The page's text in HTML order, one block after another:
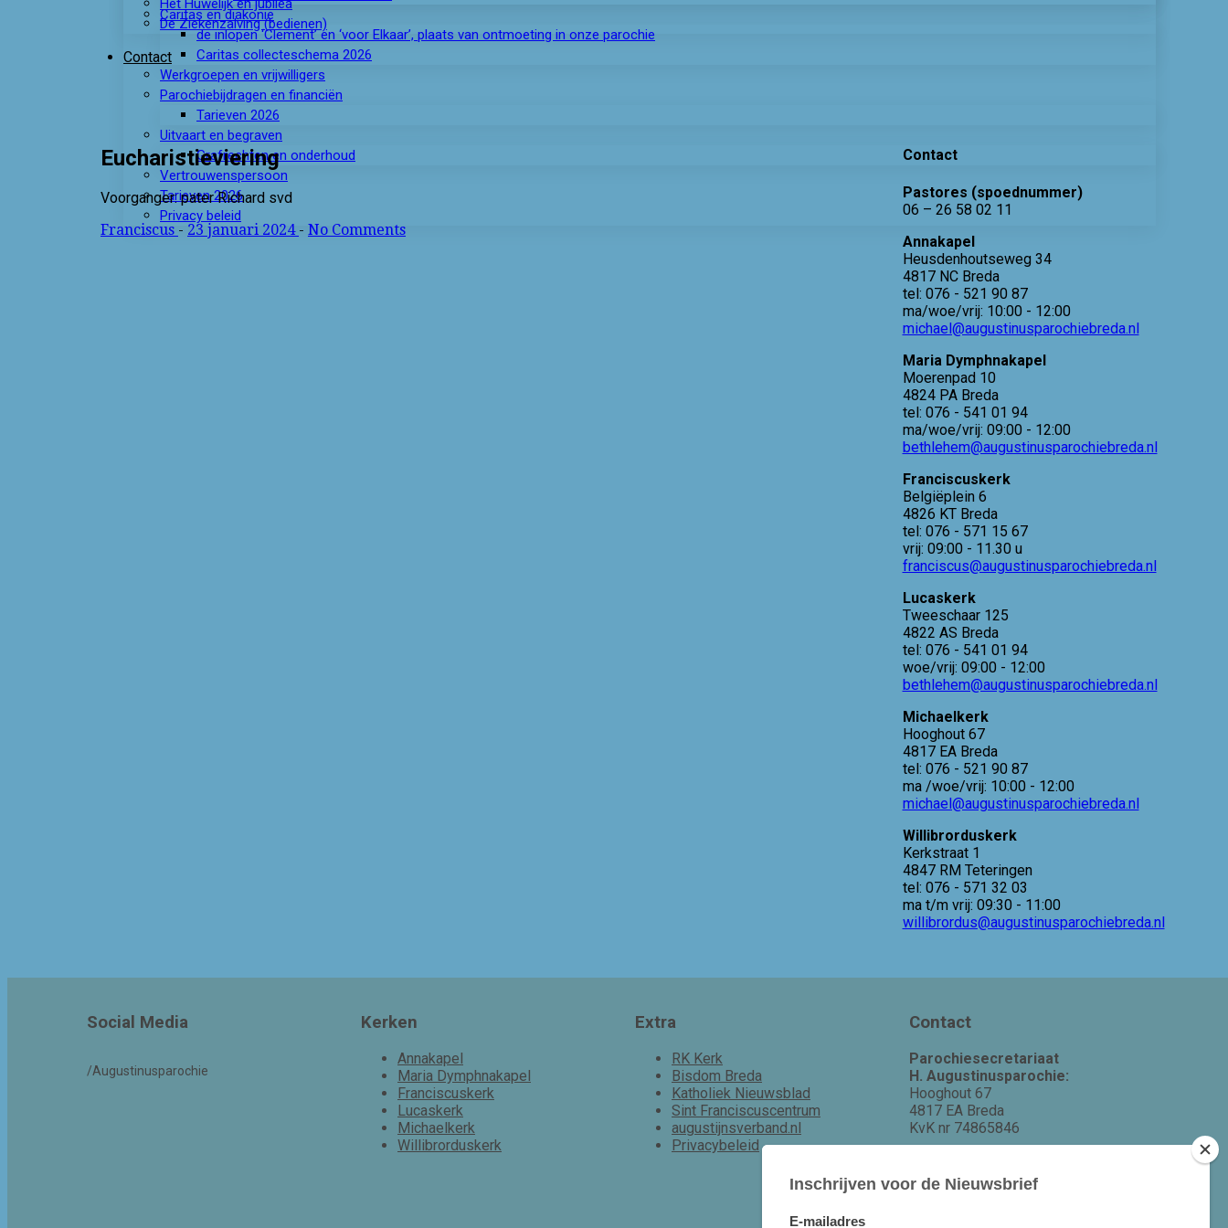
Caritas en diakonie
de inlopen ‘Clement’ en ‘voor Elkaar’, plaats van ontmoeting in onze parochie
Caritas collecteschema 2026
Werkgroepen en vrijwilligers
Parochiebijdragen en financiën
Tarieven 2026
Uitvaart en begraven
Grafrechten en onderhoud
Vertrouwenspersoon
Tarieven 2026
Privacy beleid
Het Huwelijk en jubilea
De Ziekenzalving (bedienen)
Contact
Eucharistieviering
Voorganger: pater Richard svd
Franciscus - 23 januari 2024 - No Comments
Contact
Pastores (spoednummer)
06 – 26 58 02 11
Annakapel
Heusdenhoutseweg 34
4817 NC Breda
tel: 076 - 521 90 87
ma/woe/vrij: 10:00 - 12:00
michael@augustinusparochiebreda.nl
Maria Dymphnakapel
Moerenpad 10
4824 PA Breda
tel: 076 - 541 01 94
ma/woe/vrij: 09:00 - 12:00
bethlehem@augustinusparochiebreda.nl
Franciscuskerk
Belgiëplein 6
4826 KT Breda
tel: 076 - 571 15 67
vrij: 09:00 - 11.30 u
franciscus@augustinusparochiebreda.nl
Lucaskerk
Tweeschaar 125
4822 AS Breda
tel: 076 - 541 01 94
woe/vrij: 09:00 - 12:00
bethlehem@augustinusparochiebreda.nl
Michaelkerk
Hooghout 67
4817 EA Breda
tel: 076 - 521 90 87
ma /woe/vrij: 10:00 - 12:00
michael@augustinusparochiebreda.nl
Willibrorduskerk
Kerkstraat 1
4847 RM Teteringen
tel: 076 - 571 32 03
ma t/m vrij: 09:30 - 11:00
willibrordus@augustinusparochiebreda.nl
Social Media
/Augustinusparochie
Kerken
Annakapel
Maria Dymphnakapel
Franciscuskerk
Lucaskerk
Michaelkerk
Willibrorduskerk
Extra
RK Kerk
Bisdom Breda
Katholiek Nieuwsblad
Sint Franciscuscentrum
augustijnsverband.nl
Privacybeleid
Contact
Parochiesecretariaat
H. Augustinusparochie:
Hooghout 67
4817 EA Breda
KvK nr 74865846
10.00 - 12.00 uur.